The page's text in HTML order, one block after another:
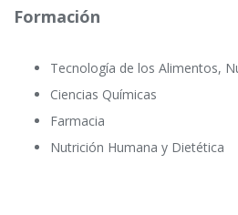
Formación
Tecnología de los Alimentos,
Ciencias Químicas
Farmacia
Nutrición Humana y Dietética